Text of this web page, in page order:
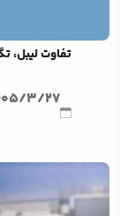
تفاوت لیبل،
3/27